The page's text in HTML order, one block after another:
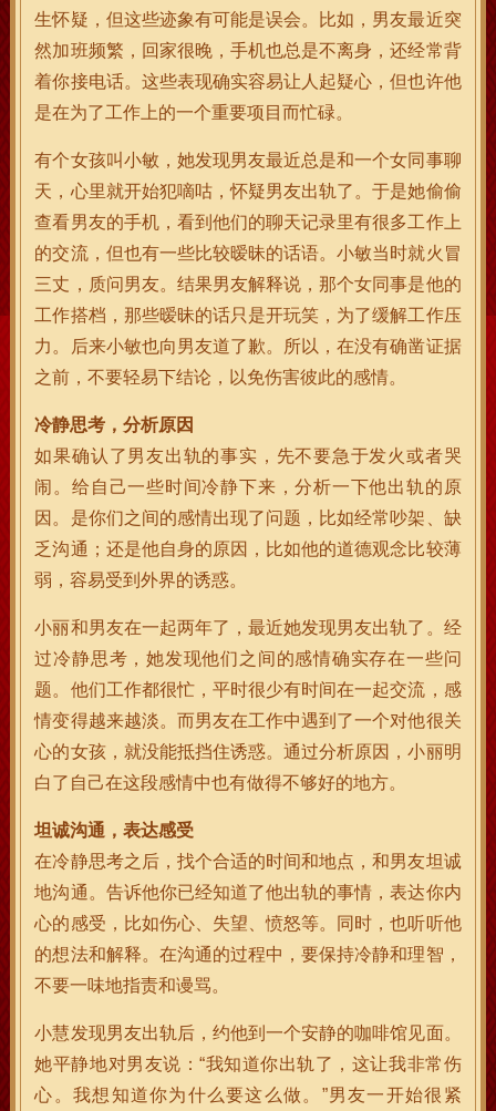
生怀疑，但这些迹象有可能是误会。比如，男友最近突
然加班频繁，回家很晚，手机也总是不离身，还经常背
着你接电话。这些表现确实容易让人起疑心，但也许他
是在为了工作上的一个重要项目而忙碌。
有个女孩叫小敏，她发现男友最近总是和一个女同事聊
天，心里就开始犯嘀咕，怀疑男友出轨了。于是她偷偷
查看男友的手机，看到他们的聊天记录里有很多工作上
的交流，但也有一些比较暧昧的话语。小敏当时就火冒
三丈，质问男友。结果男友解释说，那个女同事是他的
工作搭档，那些暧昧的话只是开玩笑，为了缓解工作压
力。后来小敏也向男友道了歉。所以，在没有确凿证据
之前，不要轻易下结论，以免伤害彼此的感情。
冷静思考，分析原因
如果确认了男友出轨的事实，先不要急于发火或者哭
闹。给自己一些时间冷静下来，分析一下他出轨的原
因。是你们之间的感情出现了问题，比如经常吵架、缺
乏沟通；还是他自身的原因，比如他的道德观念比较薄
弱，容易受到外界的诱惑。
小丽和男友在一起两年了，最近她发现男友出轨了。经
过冷静思考，她发现他们之间的感情确实存在一些问
题。他们工作都很忙，平时很少有时间在一起交流，感
情变得越来越淡。而男友在工作中遇到了一个对他很关
心的女孩，就没能抵挡住诱惑。通过分析原因，小丽明
白了自己在这段感情中也有做得不够好的地方。
坦诚沟通，表达感受
在冷静思考之后，找个合适的时间和地点，和男友坦诚
地沟通。告诉他你已经知道了他出轨的事情，表达你内
心的感受，比如伤心、失望、愤怒等。同时，也听听他
的想法和解释。在沟通的过程中，要保持冷静和理智，
不要一味地指责和谩骂。
小慧发现男友出轨后，约他到一个安静的咖啡馆见面。
她平静地对男友说：“我知道你出轨了，这让我非常伤
心。我想知道你为什么要这么做。”男友一开始很紧